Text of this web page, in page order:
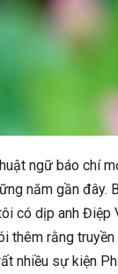
ngữ báo chí
năm gần
có dịp anh Điệp
thêm rằng
nhiều sự kiện